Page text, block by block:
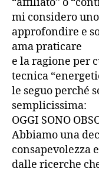
mi considero
approfondire e
ama praticare
e la ragione per
tecnica
le seguo perché
semplicissima:
OGGI SONO
Abbiamo una
consapevolezza
dalle ricerche